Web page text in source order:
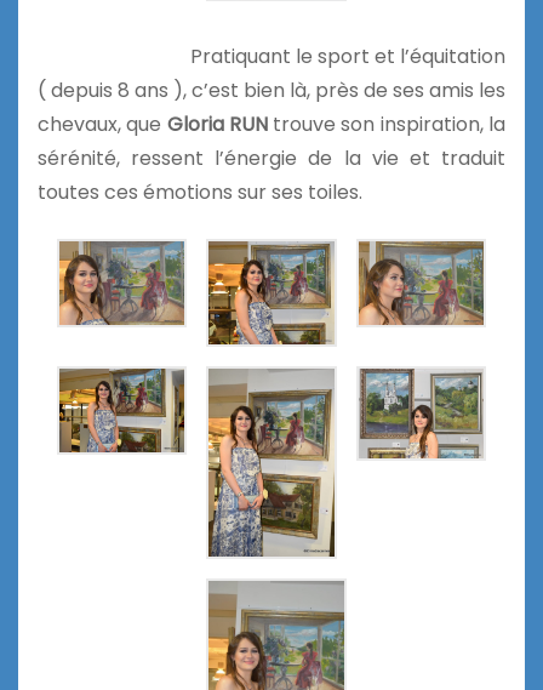
Pratiquant le sport et l’équitation
( depuis 8 ans ), c’est bien là, près de ses amis les
chevaux, que Gloria RUNtrouve son inspiration, la
sérénité, ressent l’énergie de la vie et traduit
toutes ces émotions sur ses toiles.